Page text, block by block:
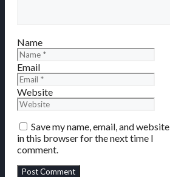
Name
Email
Website
Save my name, email, and website
in this browser for the next time I
comment.